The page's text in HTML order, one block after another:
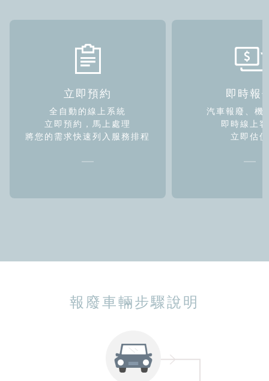
立即預約
全自動的線上系統
立即預約，馬上處理
將您的需求快速列入服務排程
即時報
汽車報廢、機
即時線上
立即估價
報廢車輛步驟說明